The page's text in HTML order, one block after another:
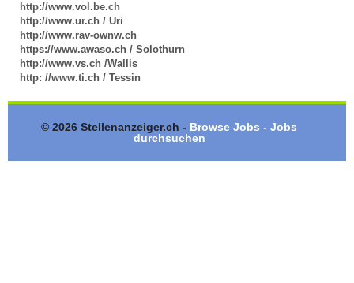
http://www.vol.be.ch
http://www.ur.ch / Uri
http://www.rav-ownw.ch
https://www.awaso.ch / Solothurn
http://www.vs.ch /Wallis
http: //www.ti.ch / Tessin
© 2026 Stellenanzeiger.ch - Browse Jobs - Jobs
durchsuchen